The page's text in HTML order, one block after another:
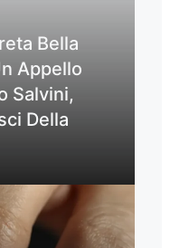
Bella
Appello
Salvini,
Della